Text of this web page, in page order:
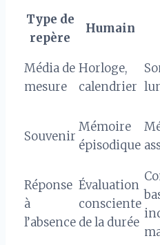
Type de
repère
Humain
Média de
mesure
Horloge,
calendrier
Souvenir
Mémoire
épisodique
Réponse
à
l’absence
Évaluation
consciente
de la durée